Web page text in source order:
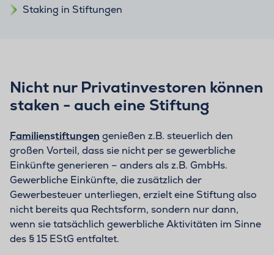
Staking in Stiftungen
Nicht nur Privatinvestoren können
staken - auch eine Stiftung
Familienstiftungen genießen z.B. steuerlich den
großen Vorteil, dass sie nicht per se gewerbliche
Einkünfte generieren – anders als z.B. GmbHs.
Gewerbliche Einkünfte, die zusätzlich der
Gewerbesteuer unterliegen, erzielt eine Stiftung also
nicht bereits qua Rechtsform, sondern nur dann,
wenn sie tatsächlich gewerbliche Aktivitäten im Sinne
des § 15 EStG entfaltet.